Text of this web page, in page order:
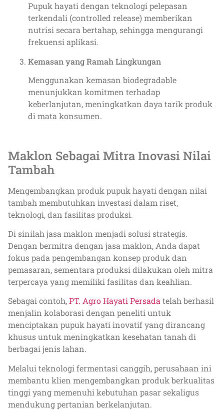
Pupuk hayati dengan teknologi pelepasan
terkendali (controlled release) memberikan
nutrisi secara bertahap, sehingga mengurangi
frekuensi aplikasi.
Kemasan yang Ramah Lingkungan
Menggunakan kemasan biodegradable
menunjukkan komitmen terhadap
keberlanjutan, meningkatkan daya tarik produk
di mata konsumen.
Maklon Sebagai Mitra Inovasi Nilai
Tambah
Mengembangkan produk pupuk hayati dengan nilai
tambah membutuhkan investasi dalam riset,
teknologi, dan fasilitas produksi.
Di sinilah jasa maklon menjadi solusi strategis.
Dengan bermitra dengan jasa maklon, Anda dapat
fokus pada pengembangan konsep produk dan
pemasaran, sementara produksi dilakukan oleh mitra
terpercaya yang memiliki fasilitas dan keahlian.
Sebagai contoh,PT. Agro Hayati Persadatelah berhasil
menjalin kolaborasi dengan peneliti untuk
menciptakan pupuk hayati inovatif yang dirancang
khusus untuk meningkatkan kesehatan tanah di
berbagai jenis lahan.
Melalui teknologi fermentasi canggih, perusahaan ini
membantu klien mengembangkan produk berkualitas
tinggi yang memenuhi kebutuhan pasar sekaligus
mendukung pertanian berkelanjutan.